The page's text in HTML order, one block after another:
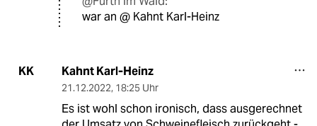
war an @ Kahnt Karl-Heinz
KK Kahnt Karl-Heinz
21.12.2022, 18:25 Uhr
Es ist wohl schon ironisch, dass ausgerechnet